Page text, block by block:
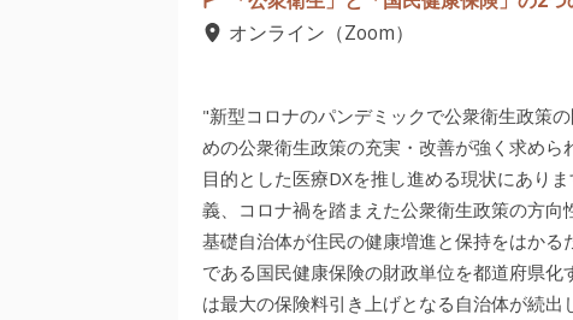
オンライン（Zoom）
"新型コロナのパンデミックで公衆衛生政策
めの公衆衛生政策の充実・改善が強く求め
目的とした医療DXを推し進める現状にあり
義、コロナ禍を踏まえた公衆衛生政策の方
基礎自治体が住民の健康増進と保持をはか
である国民健康保険の財政単位を都道府県
は最大の保険料引き上げとなる自治体が続